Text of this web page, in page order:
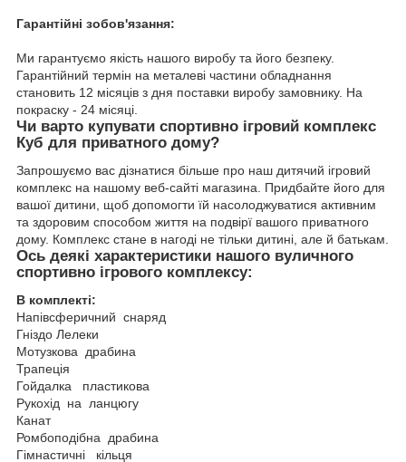
Гарантійні зобов'язання:
Ми гарантуємо якість нашого виробу та його безпеку.
Гарантійний термін на металеві частини обладнання
становить 12 місяців з дня поставки виробу замовнику. На
покраску - 24 місяці.
Чи варто купувати спортивно ігровий комплекс
Куб для приватного дому?
Запрошуємо вас дізнатися більше про наш дитячий ігровий
комплекс на нашому веб-сайті магазина. Придбайте його для
вашої дитини, щоб допомогти їй насолоджуватися активним
та здоровим способом життя на подвірї вашого приватного
дому. Комплекс стане в нагоді не тільки дитині, але й батькам.
Ось деякі характеристики нашого вуличного
спортивно ігрового комплексу:
В комплекті:
Напівсферичний снаряд
Гніздо Лелеки
Мотузкова драбина
Трапеція
Гойдалка пластикова
Рукохід на ланцюгу
Канат
Ромбоподібна драбина
Гімнастичні кільця